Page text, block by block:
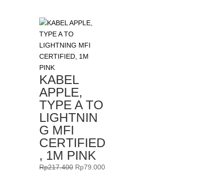
KABEL
APPLE,
TYPE A TO
LIGHTNIN
G MFI
CERTIFIED
, 1M PINK
Rp217.400 Original
Rp79.000Current